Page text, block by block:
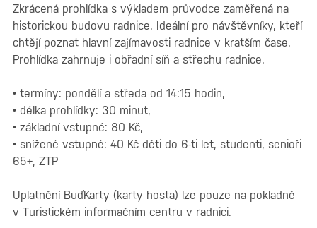
2.9.2026
14:15 – 14:45
7.9.2026
9.9.2026
14:15 – 14:45
14.9.2026
14:15 – 14:45
16.9.2026
14:15 – 14:45
Zkrácená prohlídka s výkladem průvodce zaměřená na
historickou budovu radnice. Ideální pro návštěvníky, kteří
chtějí poznat hlavní zajímavosti radnice v kratším čase.
Prohlídka zahrnuje i obřadní síň a střechu radnice.
• termíny: pondělí a středa od 14:15 hodin,
• délka prohlídky: 30 minut,
• základní vstupné: 80 Kč,
• snížené vstupné: 40 Kč děti do 6-ti let, studenti, senioři
65+, ZTP
Uplatnění BuďKarty (karty hosta) lze pouze na pokladně
v Turistickém informačním centru v radnici.